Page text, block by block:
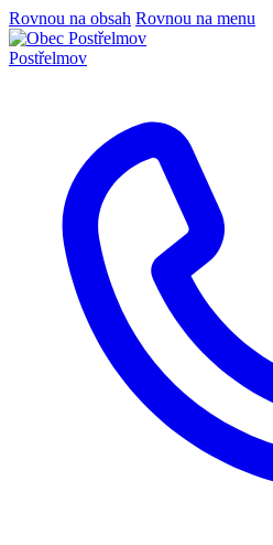
Rovnou na obsah Rovnou na menu
Postřelmov